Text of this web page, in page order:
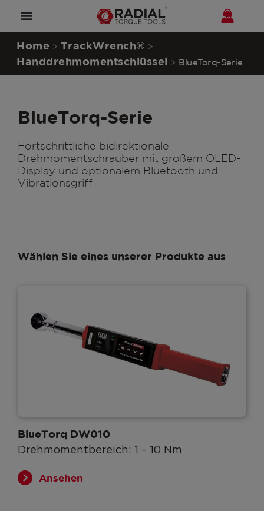
Home > TrackWrench® >
Handdrehmomentschlüssel > BlueTorq-Serie
BlueTorq-Serie
Fortschrittliche bidirektionale
Drehmomentschrauber mit großem OLED-
Display und optionalem Bluetooth und
Vibrationsgriff
Wählen Sie eines unserer Produkte aus
BlueTorq DW010
Drehmomentbereich: 1 – 10 Nm
Ansehen